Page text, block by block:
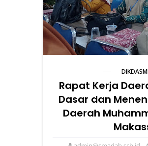
Rapat Kerja
Dasar dan
Daerah